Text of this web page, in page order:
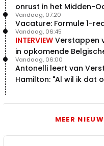
onrust in het Midden-
Vacature: Formule 1-
Vandaag, 07:20
INTERVIEW Verstappen
in opkomende
Vandaag, 06:45
Antonelli leert van
Hamilton: "Al wil ik dat
Vandaag, 06:00
MEER